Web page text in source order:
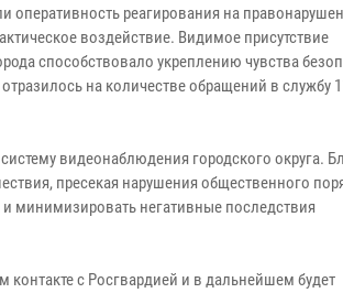
оперативность реагирования на
воздействие. Видимое присутствие
способствовало укреплению чувства
на количестве обращений в службу
видеонаблюдения городского округа.
пресекая нарушения общественного
минимизировать негативные последствия
контакте с Росгвардией и в дальнейшем будет